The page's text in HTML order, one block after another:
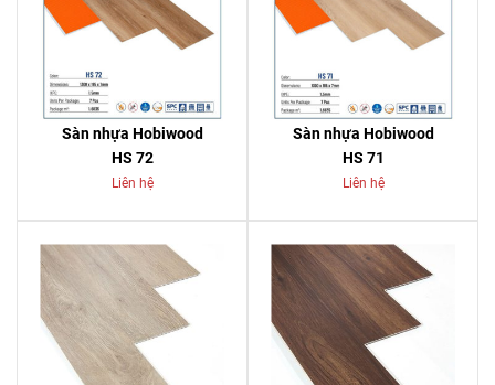
Sàn nhựa Hobiwood
HS 72
Liên hệ
Sàn nhựa Hobiwood
HS 71
Liên hệ